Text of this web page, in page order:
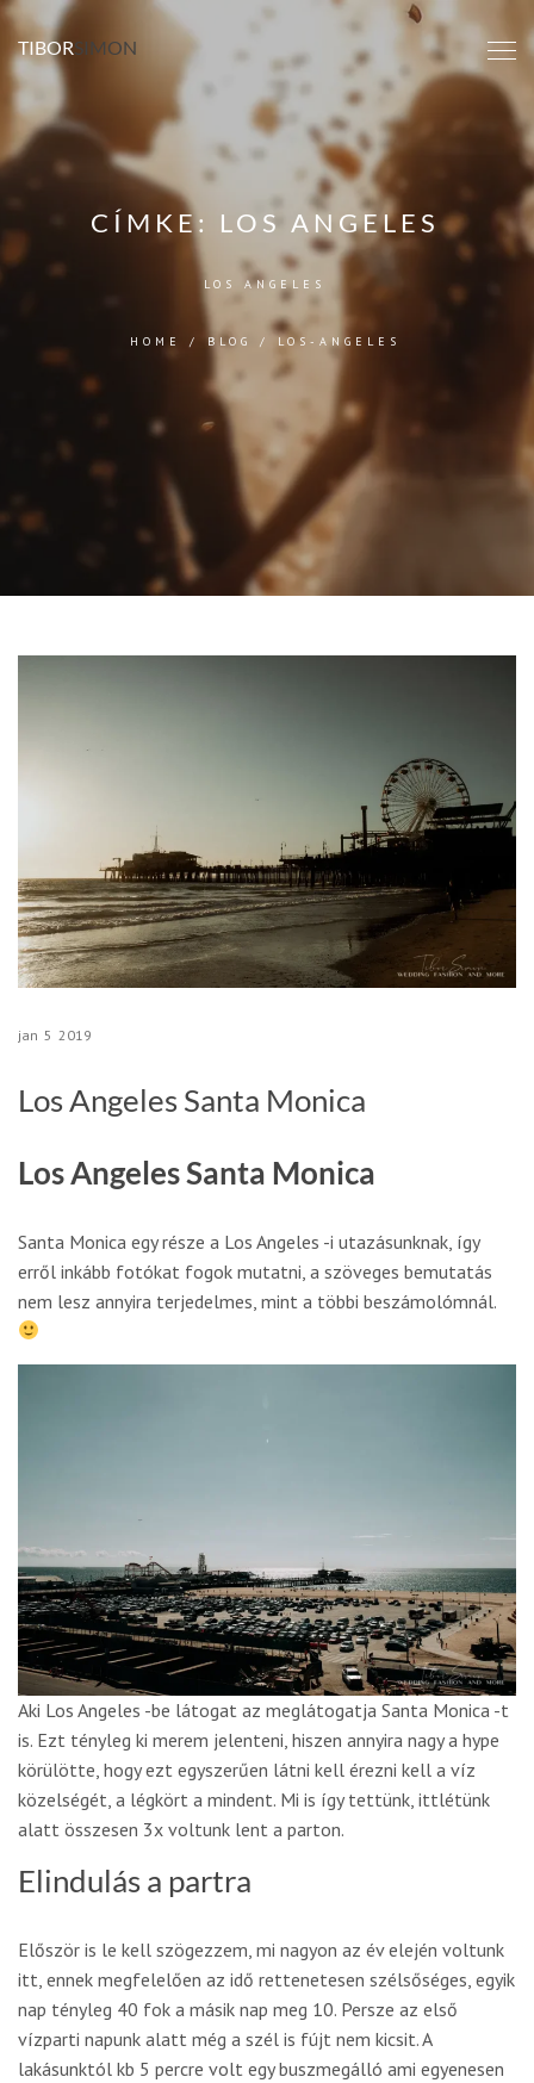
TIBORSIMON
CÍMKE: LOS ANGELES
LOS ANGELES
HOME / BLOG / LOS-ANGELES
jan 5 2019
Los Angeles Santa Monica
Los Angeles Santa Monica
Santa Monica egy része a Los Angeles -i utazásunknak, így
erről inkább fotókat fogok mutatni, a szöveges bemutatás
nem lesz annyira terjedelmes, mint a többi beszámolómnál.
Aki Los Angeles -be látogat az meglátogatja Santa Monica -t
is. Ezt tényleg ki merem jelenteni, hiszen annyira nagy a hype
körülötte, hogy ezt egyszerűen látni kell érezni kell a víz
közelségét, a légkört a mindent. Mi is így tettünk, ittlétünk
alatt összesen 3x voltunk lent a parton.
Elindulás a partra
Először is le kell szögezzem, mi nagyon az év elején voltunk
itt, ennek megfelelően az idő rettenetesen szélsőséges, egyik
nap tényleg 40 fok a másik nap meg 10. Persze az első
vízparti napunk alatt még a szél is fújt nem kicsit. A
lakásunktól kb 5 percre volt egy buszmegálló ami egyenesen